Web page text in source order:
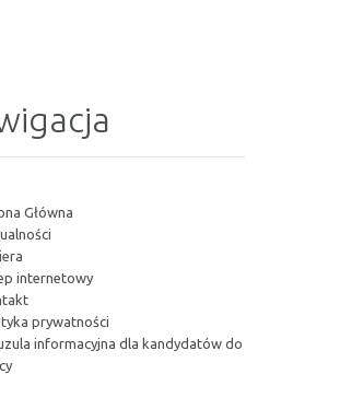
Główna
internetowy
prywatności
informacyjna dla kandydatów do